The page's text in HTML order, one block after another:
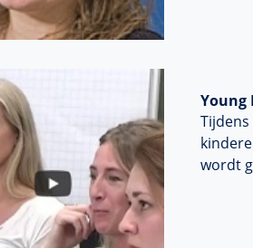
Young
Tijdens
wordt